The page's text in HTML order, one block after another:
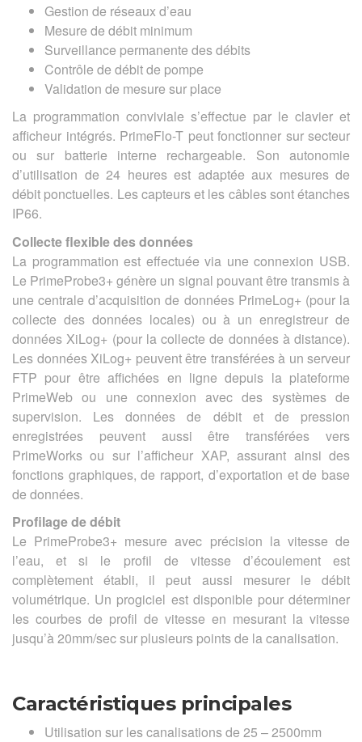
Gestion de réseaux d’eau
Mesure de débit minimum
Surveillance permanente des débits
Contrôle de débit de pompe
Validation de mesure sur place
La programmation conviviale s’effectue par le clavier et
afficheur intégrés. PrimeFlo-T peut fonctionner sur secteur
ou sur batterie interne rechargeable. Son autonomie
d’utilisation de 24 heures est adaptée aux mesures de
débit ponctuelles. Les capteurs et les câbles sont étanches
IP66.
Collecte flexible des données
La programmation est effectuée via une connexion USB.
Le PrimeProbe3+ génère un signal pouvant être transmis à
une centrale d’acquisition de données PrimeLog+ (pour la
collecte des données locales) ou à un enregistreur de
données XiLog+ (pour la collecte de données à distance).
Les données XiLog+ peuvent être transférées à un serveur
FTP pour être affichées en ligne depuis la plateforme
PrimeWeb ou une connexion avec des systèmes de
supervision. Les données de débit et de pression
enregistrées peuvent aussi être transférées vers
PrimeWorks ou sur l’afficheur XAP, assurant ainsi des
fonctions graphiques, de rapport, d’exportation et de base
de données.
Profilage de débit
Le PrimeProbe3+ mesure avec précision la vitesse de
l’eau, et si le profil de vitesse d’écoulement est
complètement établi, il peut aussi mesurer le débit
volumétrique. Un progiciel est disponible pour déterminer
les courbes de profil de vitesse en mesurant la vitesse
jusqu’à 20mm/sec sur plusieurs points de la canalisation.
Caractéristiques principales
Utilisation sur les canalisations de 25 – 2500mm